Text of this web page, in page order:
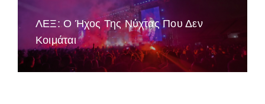
ΛΕΞ: Ο Ήχος Της Νύχτας Που Δεν
Κοιμάται